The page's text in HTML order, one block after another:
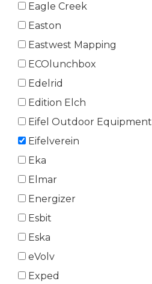
Eagle Creek
Easton
Eastwest Mapping
ECOlunchbox
Edelrid
Edition Elch
Eifel Outdoor Equipment
Eifelverein
Eka
Elmar
Energizer
Esbit
Eska
eVolv
Exped